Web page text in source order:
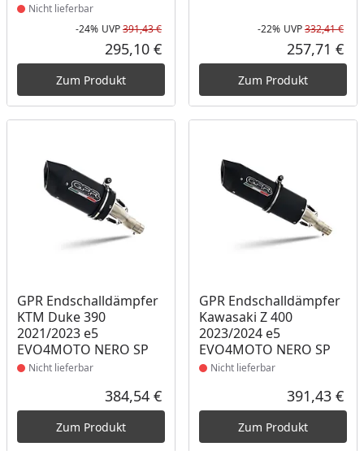
Nicht lieferbar
Rabatt in Prozent
-24%
Ursprünglicher Preis
UVP391,43 €
Aktueller Preis
295,10 €
Zum Produkt
-22% UVP332,41 €
257,71 €
Zum Produkt
GPR Endschalldämpfer
KTM Duke 390
2021/2023 e5
EVO4MOTO NERO SP
Produkt nicht lieferbar
Nicht lieferbar
Aktueller Preis
384,54 €
Zum Produkt
GPR Endschalldämpfer
Kawasaki Z 400
2023/2024 e5
EVO4MOTO NERO SP
Produkt nicht lieferbar
Nicht lieferbar
391,43 €
Zum Produkt